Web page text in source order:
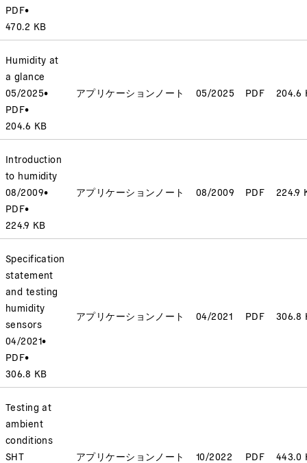
PDF•
470.2 KB
Humidity at
a glance
05/2025•
PDF•
204.6 KB
アプリケーションノート 05/2025 PDF 204.6
Introduction
to humidity
08/2009•
PDF•
224.9 KB
アプリケーションノート 08/2009 PDF 224.9
Specification
statement
and testing
humidity
sensors
04/2021•
PDF•
306.8 KB
アプリケーションノート 04/2021 PDF 306.8
Testing at
ambient
conditions
SHT
アプリケーションノート 10/2022 PDF 443.0